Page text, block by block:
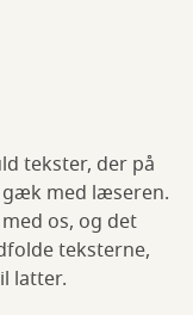
tekster, der på
gæk med læseren.
os, og det
teksterne,
latter.